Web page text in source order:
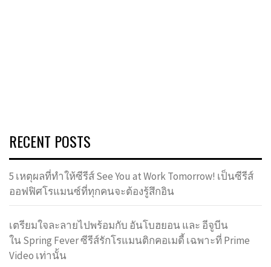
RECENT POSTS
5 เหตุผลที่ทำให้ซีรีส์ See You at Work Tomorrow! เป็นซีรีส์
ออฟฟิศโรแมนซ์ที่ทุกคนจะต้องรู้สึกอิน
เตรียมใจละลายไปพร้อมกับ อันโบฮยอน และ อีจูบีน
ใน Spring Fever ซีรีส์รักโรแมนติกคอเมดี้ เฉพาะที่ Prime
Video เท่านั้น